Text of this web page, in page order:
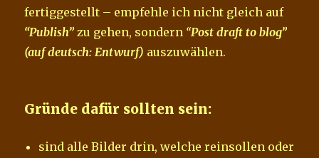
fertiggestellt – empfehle ich nicht gleich auf
“Publish” zu gehen, sondern “Post draft to blog”
(auf deutsch: Entwurf) auszuwählen.
Gründe dafür sollten sein:
sind alle Bilder drin, welche reinsollen oder